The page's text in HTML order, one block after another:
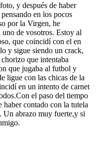
y después de haber
en los pocos
por la Virgen, he
uno de vosotros. Estoy al
que coincidí con el en
y sigue siendo un crack,
que intentaba
que jugaba al futbol y
ligue con las chicas de la
en un intento de carnet
el paso del tiempo
haber contado con la tutela
Un abrazo muy fuerte,y si